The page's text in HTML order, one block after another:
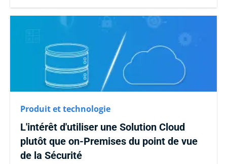
Produit et technologie
L'intérêt d'utiliser une Solution Cloud
plutôt que on-Premises du point de vue
de la Sécurité